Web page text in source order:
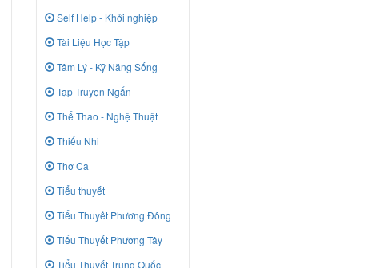
Self Help - Khởi nghiệp
Tài Liệu Học Tập
Tâm Lý - Kỹ Năng Sống
Tập Truyện Ngắn
Thể Thao - Nghệ Thuật
Thiếu Nhi
Thơ Ca
Tiểu thuyết
Tiểu Thuyết Phương Đông
Tiểu Thuyết Phương Tây
Tiểu Thuyết Trung Quốc